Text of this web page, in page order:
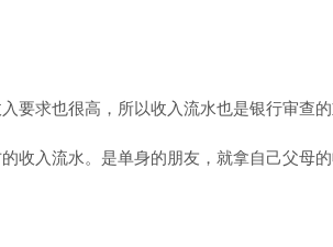
要求也很高，所以收入流水也是银行审查的
收入流水。是单身的朋友，就拿自己父母的